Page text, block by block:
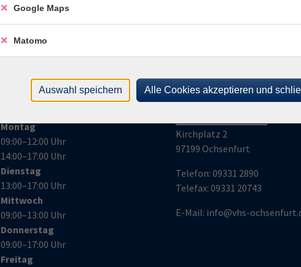
Öffnungszeiten
Montag
09:00–12:00 Uhr
14:00–17:00 Uhr
Dienstag
13:00–17:00 Uhr
Mittwoch
09:00–13:00 Uhr
Donnerstag
09:00–17:00 Uhr
Freitag
Volkshochschule
Kirchplatz 2
97199 Ochsenfurt
Telefon: 09331 2890
Telefax: 09331 20743
E-Mail: info@vhs-
Google Maps
Matomo
Auswahl speichern Alle Cookies akzeptieren und